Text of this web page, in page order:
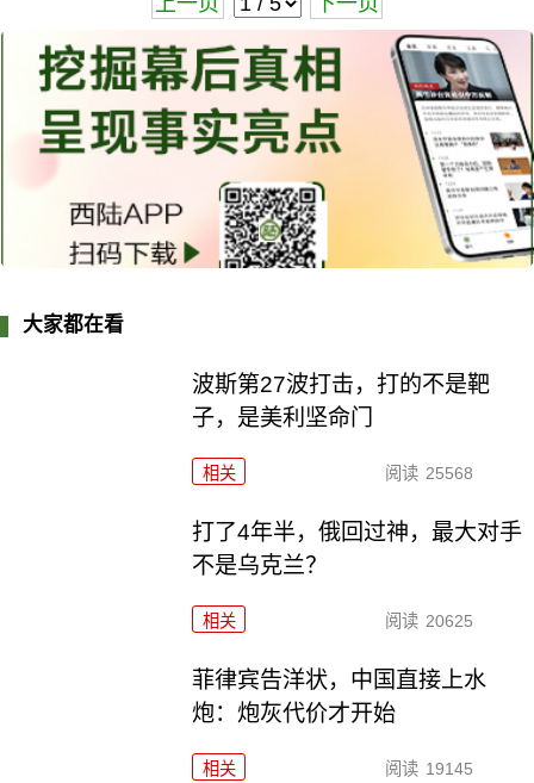
大家都在看
波斯第27波打击，打的不是靶
子，是美利坚命门
相关 阅读 25568
打了4年半，俄回过神，最大对手
不是乌克兰？
相关 阅读 20625
菲律宾告洋状，中国直接上水
炮：炮灰代价才开始
相关 阅读 19145